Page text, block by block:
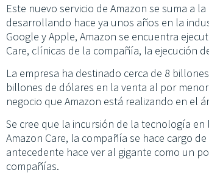
Este nuevo servicio de Amazon se suma a
desarrollando hace ya unos años en la
Google y Apple, Amazon se encuentra
Care, clínicas de la compañía, la ejecución
La empresa ha destinado cerca de 8
billones de dólares en la venta al por
negocio que Amazon está realizando en el
Se cree que la incursión de la tecnología
Amazon Care, la compañía se hace cargo
antecedente hace ver al gigante como un
compañías.